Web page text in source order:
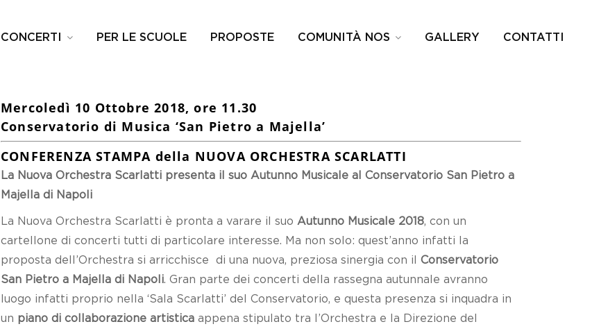
CONCERTI PER LE SCUOLE PROPOSTE COMUNITÀ NOS GALLERY CONTATTI
Mercoledì 10 Ottobre 2018, ore 11.30
Conservatorio di Musica ‘San Pietro a Majella’
CONFERENZA STAMPA della NUOVA ORCHESTRA SCARLATTI
La Nuova Orchestra Scarlatti presenta il suo Autunno Musicale al Conservatorio San Pietro a
Majella di Napoli
La Nuova Orchestra Scarlatti è pronta a varare il suo Autunno Musicale 2018, con un
cartellone di concerti tutti di particolare interesse. Ma non solo: quest’anno infatti la
proposta dell’Orchestra si arricchisce di una nuova, preziosa sinergia con il Conservatorio
San Pietro a Majella di Napoli. Gran parte dei concerti della rassegna autunnale avranno
luogo infatti proprio nella ‘Sala Scarlatti’ del Conservatorio, e questa presenza si inquadra in
un piano di collaborazione artistica appena stipulato tra l’Orchestra e la Direzione del